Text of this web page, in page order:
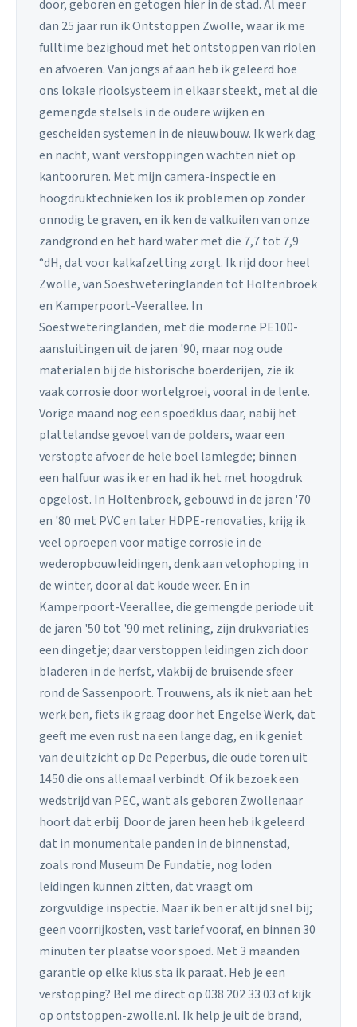
door, geboren en getogen hier in de stad. Al meer
dan 25 jaar run ik Ontstoppen Zwolle, waar ik me
fulltime bezighoud met het ontstoppen van riolen
en afvoeren. Van jongs af aan heb ik geleerd hoe
ons lokale rioolsysteem in elkaar steekt, met al die
gemengde stelsels in de oudere wijken en
gescheiden systemen in de nieuwbouw. Ik werk dag
en nacht, want verstoppingen wachten niet op
kantooruren. Met mijn camera-inspectie en
hoogdruktechnieken los ik problemen op zonder
onnodig te graven, en ik ken de valkuilen van onze
zandgrond en het hard water met die 7,7 tot 7,9
°dH, dat voor kalkafzetting zorgt. Ik rijd door heel
Zwolle, van Soestweteringlanden tot Holtenbroek
en Kamperpoort-Veerallee. In
Soestweteringlanden, met die moderne PE100-
aansluitingen uit de jaren '90, maar nog oude
materialen bij de historische boerderijen, zie ik
vaak corrosie door wortelgroei, vooral in de lente.
Vorige maand nog een spoedklus daar, nabij het
plattelandse gevoel van de polders, waar een
verstopte afvoer de hele boel lamlegde; binnen
een halfuur was ik er en had ik het met hoogdruk
opgelost. In Holtenbroek, gebouwd in de jaren '70
en '80 met PVC en later HDPE-renovaties, krijg ik
veel oproepen voor matige corrosie in de
wederopbouwleidingen, denk aan vetophoping in
de winter, door al dat koude weer. En in
Kamperpoort-Veerallee, die gemengde periode uit
de jaren '50 tot '90 met relining, zijn drukvariaties
een dingetje; daar verstoppen leidingen zich door
bladeren in de herfst, vlakbij de bruisende sfeer
rond de Sassenpoort. Trouwens, als ik niet aan het
werk ben, fiets ik graag door het Engelse Werk, dat
geeft me even rust na een lange dag, en ik geniet
van de uitzicht op De Peperbus, die oude toren uit
1450 die ons allemaal verbindt. Of ik bezoek een
wedstrijd van PEC, want als geboren Zwollenaar
hoort dat erbij. Door de jaren heen heb ik geleerd
dat in monumentale panden in de binnenstad,
zoals rond Museum De Fundatie, nog loden
leidingen kunnen zitten, dat vraagt om
zorgvuldige inspectie. Maar ik ben er altijd snel bij;
geen voorrijkosten, vast tarief vooraf, en binnen 30
minuten ter plaatse voor spoed. Met 3 maanden
garantie op elke klus sta ik paraat. Heb je een
verstopping? Bel me direct op 038 202 33 03 of kijk
op ontstoppen-zwolle.nl. Ik help je uit de brand,